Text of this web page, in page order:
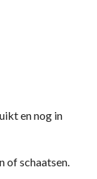
en nog in
of schaatsen.